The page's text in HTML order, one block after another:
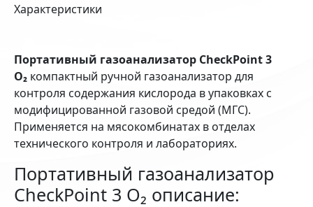
Характеристики
Портативный газоанализатор CheckPoint 3
O₂ компактный ручной газоанализатор для
контроля содержания кислорода в упаковках с
модифицированной газовой средой (МГС).
Применяется на мясокомбинатах в отделах
технического контроля и лабораториях.
Портативный газоанализатор
CheckPoint 3 O₂ описание: